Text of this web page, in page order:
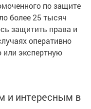
по защите
более 25 тысяч
защитить права и
оперативно
или экспертную
и интересным в